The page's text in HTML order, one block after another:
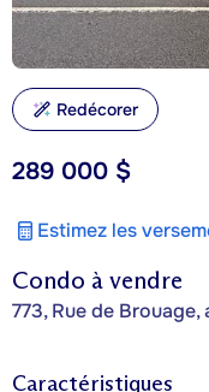
Condo à vendre
773, Rue de
289 000 $
Estimez les
Redécorer
Caractéristiques